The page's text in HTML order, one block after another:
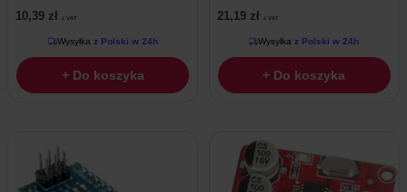
10,39 zł z VAT
Wysyłka z Polski w 24h
+ Do koszyka
21,19 zł z VAT
Wysyłka z Polski w 24h
+ Do koszyka